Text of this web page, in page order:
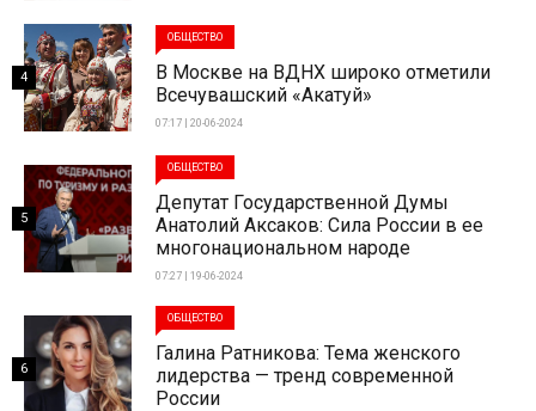
ОБЩЕСТВО
В Москве на ВДНХ широко отметили
Всечувашский «Акатуй»
07:17 | 20-06-2024
4
ОБЩЕСТВО
Депутат Государственной Думы
Анатолий Аксаков: Сила России в ее
многонациональном народе
07:27 | 19-06-2024
5
ОБЩЕСТВО
Галина Ратникова: Тема женского
лидерства — тренд современной
России
6